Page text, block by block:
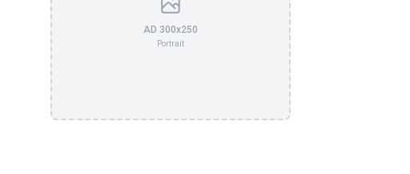
AD 300x250
Portrait